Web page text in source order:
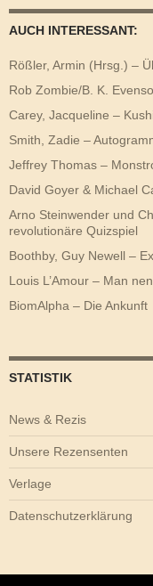
AUCH INTERESSANT:
Rößler, Armin (Hrsg.) –
Rob Zombie/B. K.
Carey, Jacqueline –
Smith, Zadie –
Jeffrey Thomas –
David Goyer & Michael
Arno Steinwender und
revolutionäre Quizspiel
Boothby, Guy Newell –
Louis L’Amour – Man
BiomAlpha – Die Ankunft
STATISTIK
News & Rezis
Unsere Rezensenten
Verlage
Datenschutzerklärung